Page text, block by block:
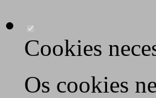
Cookies
Os cookies